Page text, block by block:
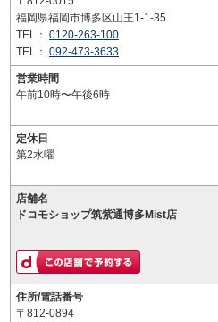
福岡県福岡市博多区山王1-1-35
TEL： 0120-263-100
TEL： 092-473-3633
営業時間
午前10時〜午後6時
定休日
第2水曜
店舗名
ドコモショップ筑紫通博多Mist店
住所/電話番号
〒812-0894